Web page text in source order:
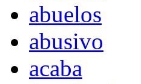
abuelos
abusivo
acaba